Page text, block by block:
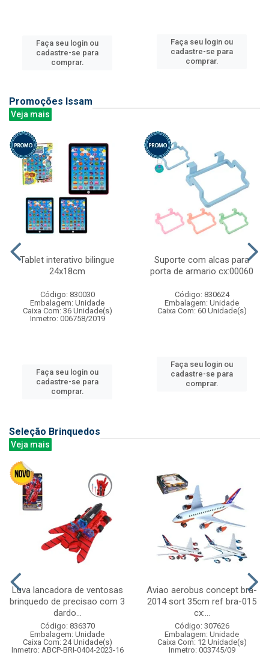
Faça seu login ou
cadastre-se para
comprar.
Faça seu login ou
cadastre-se para
comprar.
Promoções Issam
Veja mais
Tablet interativo bilingue
24x18cm
Código: 830030
Embalagem: Unidade
Caixa Com: 36 Unidade(s)
Inmetro: 006758/2019
Faça seu login ou
cadastre-se para
comprar.
Suporte com alcas para
porta de armario cx:00060
Código: 830624
Embalagem: Unidade
Caixa Com: 60 Unidade(s)
Faça seu login ou
cadastre-se para
comprar.
Seleção Brinquedos
Veja mais
Luva lancadora de ventosas
brinquedo de precisao com 3
dardo...
Código: 836370
Embalagem: Unidade
Caixa Com: 24 Unidade(s)
Inmetro: ABCP-BRI-0404-2023-16
Aviao aerobus concept bra-
2014 sort 35cm ref bra-015
cx:...
Código: 307626
Embalagem: Unidade
Caixa Com: 12 Unidade(s)
Inmetro: 003745/09